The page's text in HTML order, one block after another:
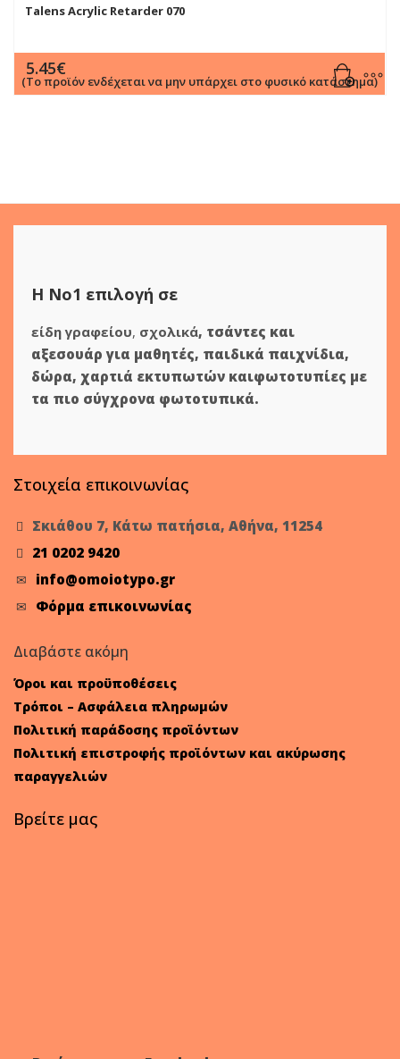
Talens Acrylic Retarder 070
5.45€
(Το προϊόν ενδέχεται να μην υπάρχει στο φυσικό κατάστημα)
Η Νο1 επιλογή σε
είδη γραφείου, σχολικά, τσάντες και
αξεσουάρ για μαθητές, παιδικά παιχνίδια,
δώρα, χαρτιά εκτυπωτών καιφωτοτυπίες με
τα πιο σύγχρονα φωτοτυπικά.
Στοιχεία επικοινωνίας
Σκιάθου 7, Κάτω πατήσια, Αθήνα, 11254
21 0202 9420
info@omoiotypo.gr
Φόρμα επικοινωνίας
Διαβάστε ακόμη
Όροι και προϋποθέσεις
Τρόποι – Ασφάλεια πληρωμών
Πολιτική παράδοσης προϊόντων
Πολιτική επιστροφής προϊόντων και ακύρωσης
παραγγελιών
Βρείτε μας